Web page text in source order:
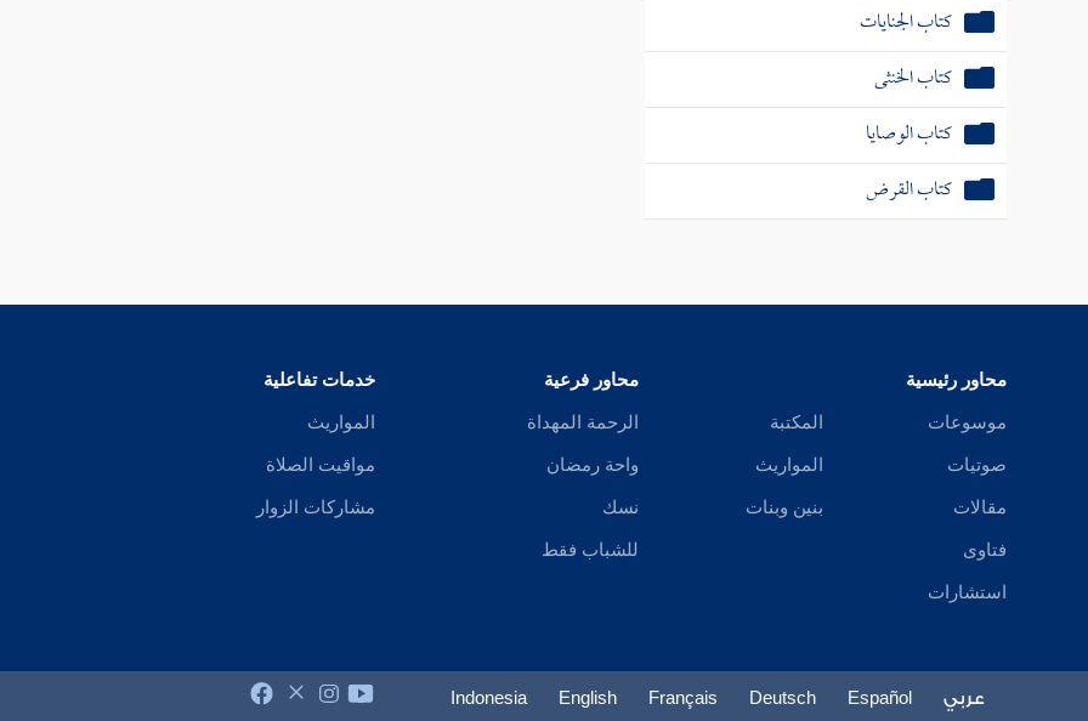
كتاب الجنايات
كتاب الخنثى
كتاب الوصايا
كتاب القرض
محاور رئيسية
موسوعات
صوتيات
مقالات
فتاوى
استشارات
المكتبة
المواريث
بنين وبنات
محاور فرعية
الرحمة المهداة
واحة رمضان
نسك
للشباب فقط
خدمات تفاعلية
المواريث
مواقيت الصلاة
مشاركات الزوار
عربي Español
Deutsch
Français
English
Indonesia